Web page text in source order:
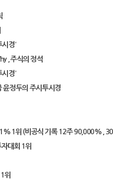
시경’
, 주식의 정석
시경’
윤정두의 주시투시경
1 위 (비공식 기록 12주90,000% ,
대회 1 위
1 위